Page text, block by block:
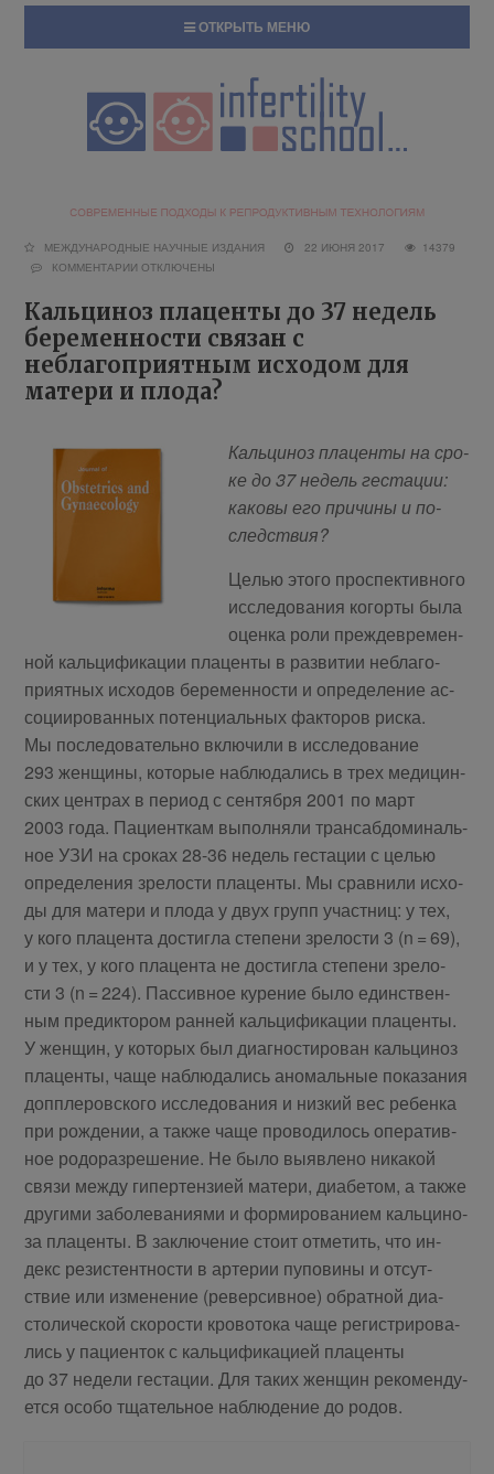
ОТКРЫТЬ МЕНЮ
МЕЖДУНАРОДНЫЕ НАУЧНЫЕ ИЗДАНИЯ 22 ИЮНЯ 2017
14379
КОММЕНТАРИИ ОТКЛЮЧЕНЫ
Кальциноз плаценты до 37 недель
беременности связан с
неблагоприятным исходом для
матери и плода?
Каль­ци­ноз пла­цен­ты на сро­
ке до 37 недель ге­ста­ции:
ка­ко­вы его при­чи­ны и по­
след­ствия?
Це­лью это­го про­спек­тив­но­го
ис­сле­до­ва­ния ко­гор­ты бы­ла
оцен­ка ро­ли преж­девре­мен­
ной каль­ци­фи­ка­ции пла­цен­ты в раз­ви­тии небла­го­
при­ят­ных ис­хо­дов бе­ре­мен­но­сти и опре­де­ле­ние ас­
со­ци­и­ро­ван­ных по­тен­ци­аль­ных фак­то­ров рис­ка.
Мы по­сле­до­ва­тель­но вклю­чи­ли в ис­сле­до­ва­ние
293 жен­щи­ны, ко­то­рые на­блю­да­лись в трех ме­ди­цин­
ских цен­трах в пе­ри­од с сен­тяб­ря 2001 по март
2003 го­да. Па­ци­ент­кам вы­пол­ня­ли тран­саб­до­ми­наль­
ное УЗИ на сро­ках 28-36 недель ге­ста­ции с це­лью
опре­де­ле­ния зре­ло­сти пла­цен­ты. Мы срав­ни­ли ис­хо­
ды для ма­те­ри и пло­да у двух групп участ­ниц: у тех,
у ко­го пла­цен­та до­стиг­ла сте­пе­ни зре­ло­сти 3 (n = 69),
и у тех, у ко­го пла­цен­та не до­стиг­ла сте­пе­ни зре­ло­
сти 3 (n = 224). Пас­сив­ное ку­ре­ние бы­ло един­ствен­
ным пре­дик­то­ром ран­ней каль­ци­фи­ка­ции пла­цен­ты.
У жен­щин, у ко­то­рых был ди­а­гно­сти­ро­ван каль­ци­ноз
пла­цен­ты, ча­ще на­блю­да­лись ано­маль­ные по­ка­за­ния
доп­пле­ров­ско­го ис­сле­до­ва­ния и низ­кий вес ре­бен­ка
при рож­де­нии, а так­же ча­ще про­во­ди­лось опе­ра­тив­
ное ро­до­раз­ре­ше­ние. Не бы­ло вы­яв­ле­но ни­ка­кой
свя­зи меж­ду ги­пер­тен­зи­ей ма­те­ри, диа­бе­том, а так­же
дру­ги­ми за­боле­ва­ни­я­ми и фор­ми­ро­ва­ни­ем каль­ци­но­
за пла­цен­ты. В за­клю­че­ние сто­ит от­ме­тить, что ин­
декс ре­зи­стент­но­сти в ар­те­рии пу­по­ви­ны и от­сут­
ствие или из­ме­не­ние (ре­вер­сив­ное) об­рат­ной диа­
сто­ли­че­ской ско­ро­сти кро­во­то­ка ча­ще ре­ги­стри­ро­ва­
лись у па­ци­ен­ток с каль­ци­фи­ка­ци­ей пла­цен­ты
до 37 неде­ли ге­ста­ции. Для та­ких жен­щин ре­ко­мен­ду­
ет­ся осо­бо тща­тель­ное на­блю­де­ние до родов.